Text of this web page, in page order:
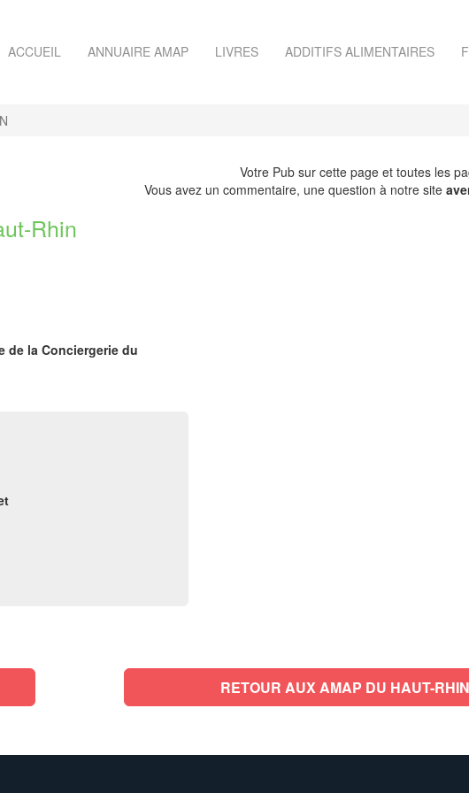
ACCUEIL ANNUAIRE AMAP LIVRES ADDITIFS ALIMENTAIRES
Votre Pub sur cette page et toutes les
Vous avez un commentaire, une question à notre site
Rhin
de la Conciergerie du
RETOUR AUX AMAP DU HAUT-RHIN